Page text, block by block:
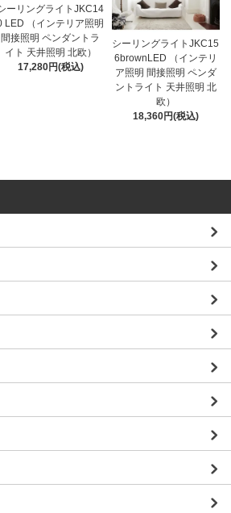
ーリングライトJKC14
LED （インテリア照明
間接照明 ペンダントラ
イト 天井照明 北欧）
17,280円(税込)
シーリングライトJKC15
6brownLED （インテリ
ア照明 間接照明 ペンダ
ントライト 天井照明 北
欧）
18,360円(税込)